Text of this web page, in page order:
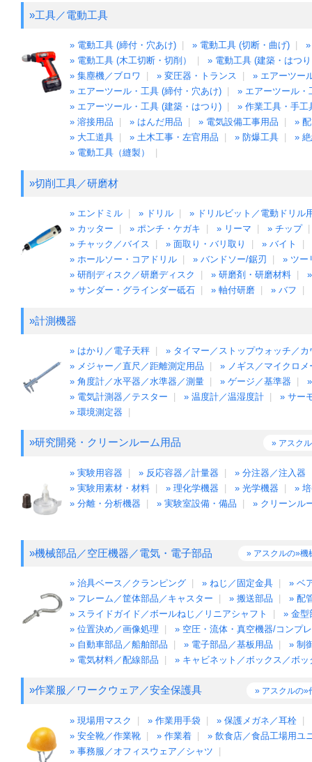
»工具／電動工具
» 電動工具 (締付・穴あけ) » 電動工具 (切断・曲げ)
» 電動工具 (木工切断・切削）
» 電動工具 (建築・はつ
» 集塵機／ブロワ
» 変圧器・トランス
» エアーツー
» エアーツール・工具 (締付・穴あけ)
» エアーツール・
» エアーツール・工具 (建築・はつり)
» 作業工具・手工
» 溶接用品
» はんだ用品 » 電気設備工事用品
»
» 大工道具
» 土木工事・左官用品 » 防爆工具
»
» 電動工具（縫製）
»切削工具／研磨材
» エンドミル » ドリル
» ドリルビット／電動ドリル
» カッター
» ポンチ・ケガキ » リーマ » チップ
» チャック／バイス
» 面取り・バリ取り » バイト
» ホールソー・コアドリル
» バンドソー/鋸刃
» ツー
» 研削ディスク／研磨ディスク
» 研磨剤・研磨材料
» サンダー・グラインダー砥石
» 軸付研磨 » バフ
»計測機器
» はかり／電子天秤
» タイマー／ストップウォッチ／カ
» メジャー／直尺／距離測定用品
» ノギス／マイクロ
» 角度計／水平器／水準器／測量
» ゲージ／基準器
» 電気計測器／テスター
» 温度計／温湿度計
» サー
» 環境測定器
»研究開発・クリーンルーム用品 » アスク
» 実験用容器 | » 反応容器／計量器 | » 分注器／注入器
» 実験用素材・材料 | » 理化学機器 | » 光学機器 |
»
» 分離・分析機器 | » 実験室設備・備品 | » クリーンル
»機械部品／空圧機器／電気・電子部品 » アスクルの»機
» 治具ベース／クランピング » ねじ／固定金具
» ベ
» フレーム／筐体部品／キャスター
» 搬送部品
» 配
» スライドガイド／ボールねじ／リニアシャフト
» 金型
» 位置決め／画像処理
» 空圧・流体・真空機器/コンプ
» 自動車部品／船舶部品
» 電子部品／基板用品
» 制
» 電気材料／配線部品
» キャビネット／ボックス／ボ
»作業服／ワークウェア／安全保護具 » アスクルの»
» 現場用マスク | » 作業用手袋 | » 保護メガネ／耳栓 |
» 安全靴／作業靴 | » 作業着 |
» 飲食店／食品工場用ユ
» 事務服／オフィスウェア／シャツ |